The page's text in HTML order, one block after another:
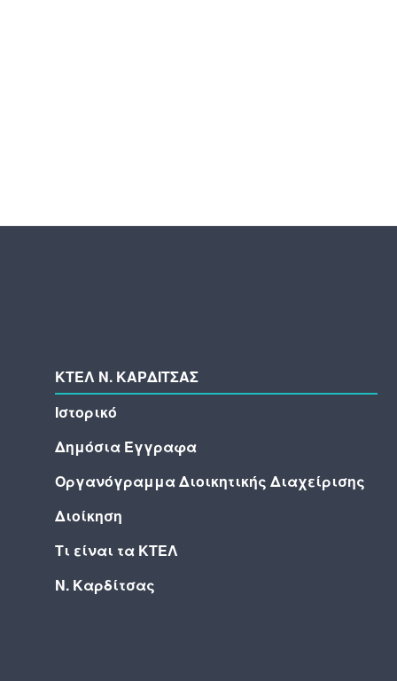
ΚΤΕΛ N. ΚΑΡΔΙΤΣΑΣ
Ιστορικό
Δημόσια Έγγραφα
Οργανόγραμμα Διοικητικής Διαχείρισης
Διοίκηση
Τι είναι τα ΚΤΕΛ
Ν. Καρδίτσας